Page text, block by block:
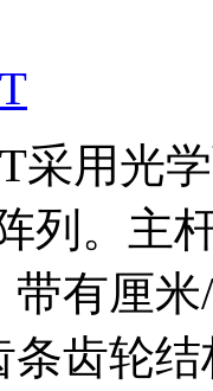
采用光
列。主
带有厘
条齿轮